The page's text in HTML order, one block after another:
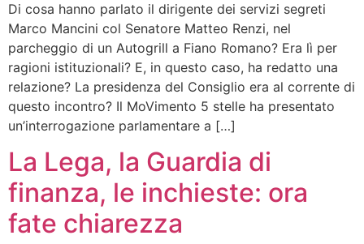
Di cosa hanno parlato il dirigente dei servizi segreti
Marco Mancini col Senatore Matteo Renzi, nel
parcheggio di un Autogrill a Fiano Romano? Era lì per
ragioni istituzionali? E, in questo caso, ha redatto una
relazione? La presidenza del Consiglio era al corrente di
questo incontro? Il MoVimento 5 stelle ha presentato
un’interrogazione parlamentare a […]
La Lega, la Guardia di
finanza, le inchieste: ora
fate chiarezza